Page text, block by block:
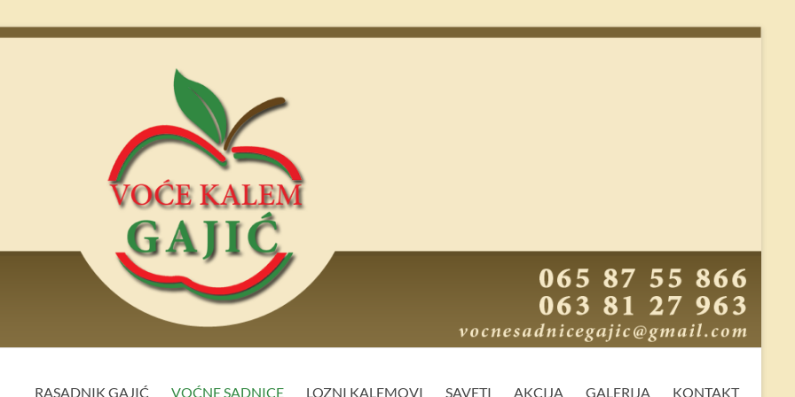
RASADNIK GAJIĆ VOĆNE SADNICE LOZNI KALEMOVI SAVETI AKCIJA GALERIJA KONTAKT